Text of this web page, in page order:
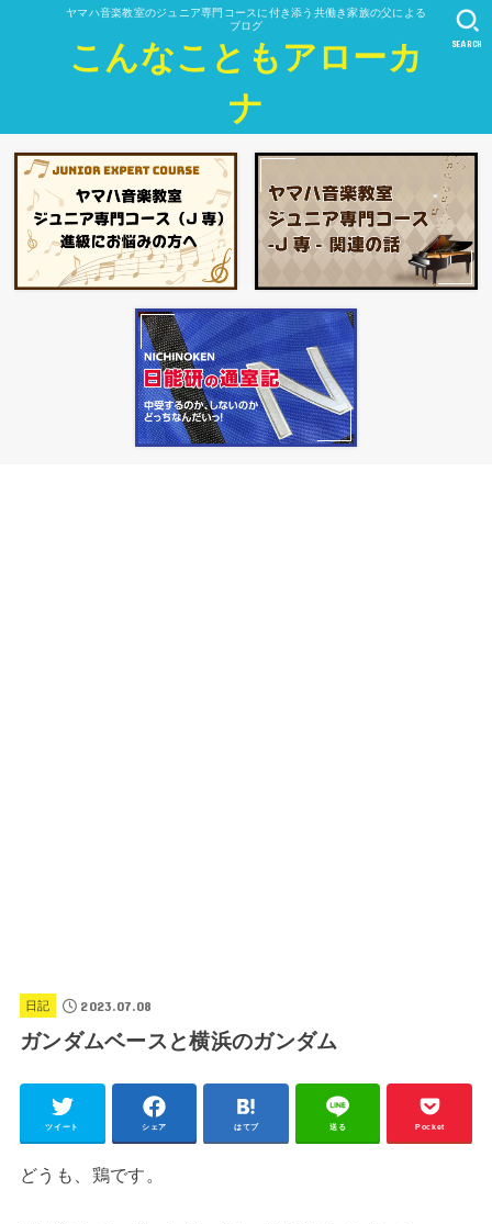
ヤマハ音楽教室のジュニア専門コースに付き添う共働き家族の父による
ブログ
こんなこともアローカ
ナ
SEARCH
日記 2023.07.08
ガンダムベースと横浜のガンダム
ツイート シェア はてブ 送る Pocket
どうも、鶏です。